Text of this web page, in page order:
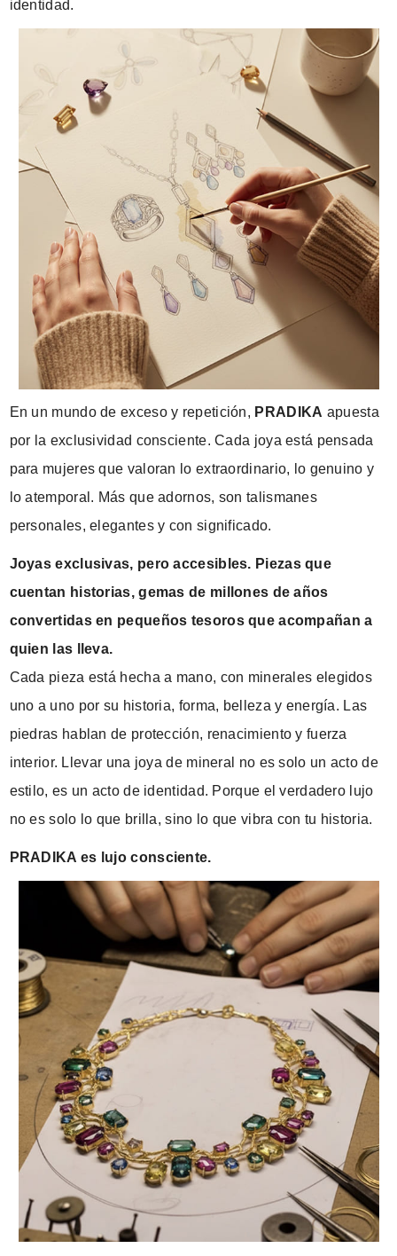
identidad.
En un mundo de exceso y repetición, PRADIKA apuesta
por la exclusividad consciente. Cada joya está pensada
para mujeres que valoran lo extraordinario, lo genuino y
lo atemporal. Más que adornos, son talismanes
personales, elegantes y con significado.
Joyas exclusivas, pero accesibles. Piezas que
cuentan historias, gemas de millones de años
convertidas en pequeños tesoros que acompañan a
quien las lleva.
Cada pieza está hecha a mano, con minerales elegidos
uno a uno por su historia, forma, belleza y energía. Las
piedras hablan de protección, renacimiento y fuerza
interior. Llevar una joya de mineral no es solo un acto de
estilo, es un acto de identidad. Porque el verdadero lujo
no es solo lo que brilla, sino lo que vibra con tu historia.
PRADIKA es lujo consciente.